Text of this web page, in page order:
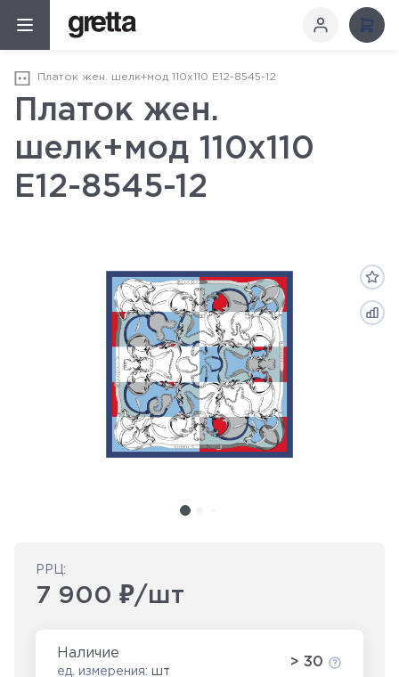
Платок жен. шелк+мод 110х110 E12-8545-12
Платок жен.
шелк+мод 110х110
E12-8545-12
РРЦ:
7 900 ₽/шт
Наличие
ед. измерения: шт
> 30